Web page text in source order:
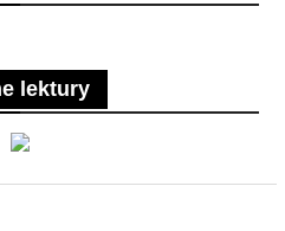
lektury